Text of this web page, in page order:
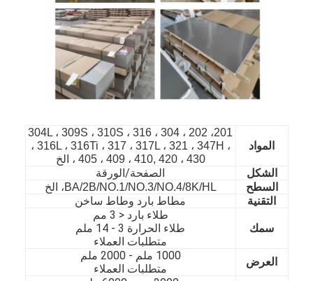
الصفحة الرئيسية
المنتجات
مقاطع فيديو
المواد
201، 202 ، 304 ، 304L ، 309S ، 310S ، 316
، 316L ، 316Ti ، 317 ، 317L ، 321 ، 347H ،
405 ، 409 ، 410, 420 ، 430 ، الخ
الشكل
الصفحة/الورقة
السطح BA/2B/NO.1/NO.3/NO.4/8K/HL، الخ
التقنية مطاط بارد وطاط ساخن
سمك
طلاء بارد < 3 مم
طلاء الحرارة 3 - 14 ملم
متطلبات العملاء
العرض
1000 ملم - 20
00 ملم
متطلبات العملاء